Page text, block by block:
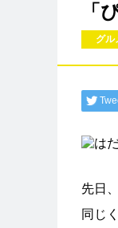
「
グル
先日
同じ